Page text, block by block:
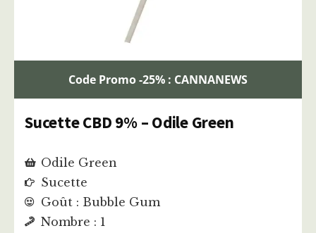
Code Promo -25% : CANNANEWS
Sucette CBD 9% – Odile Green
Odile Green
Sucette
Goût : Bubble Gum
Nombre : 1